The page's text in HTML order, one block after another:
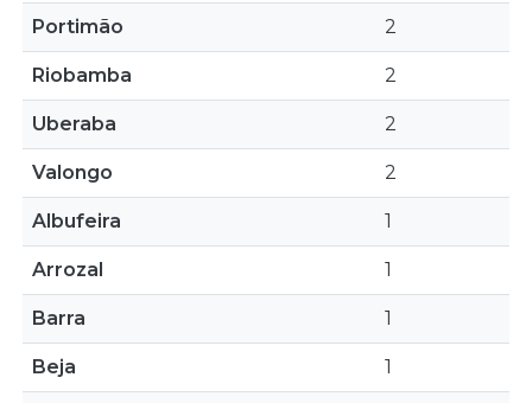
Portimão 2
Riobamba 2
Uberaba 2
Valongo 2
Albufeira 1
Arrozal 1
Barra 1
Beja 1